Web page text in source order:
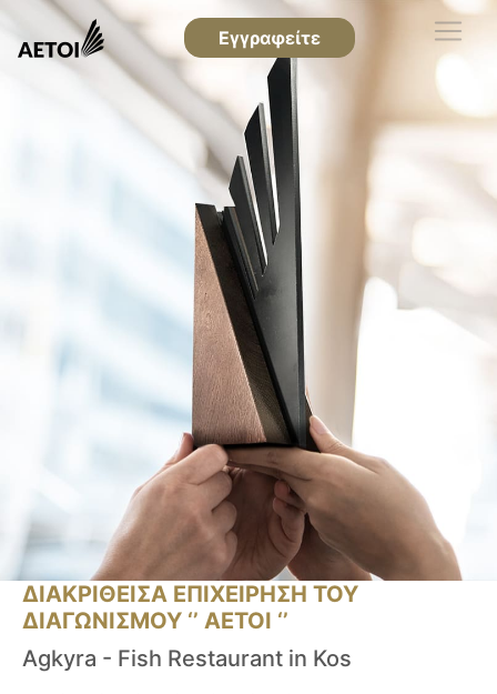
Εγγραφείτε
ΔΙΑΚΡΙΘΕΙΣΑ ΕΠΙΧΕΙΡΗΣΗ ΤΟΥ
ΔΙΑΓΩΝΙΣΜΟΥ ‘’ ΑΕΤΟΙ ‘’
Agkyra - Fish Restaurant in Kos